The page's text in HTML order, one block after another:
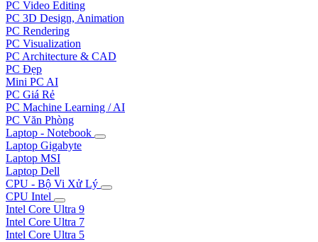
PC Video Editing
PC 3D Design, Animation
PC Rendering
PC Visualization
PC Architecture & CAD
PC Đẹp
Mini PC AI
PC Giá Rẻ
PC Machine Learning / AI
PC Văn Phòng
Laptop - Notebook
Laptop Gigabyte
Laptop MSI
Laptop Dell
CPU - Bộ Vi Xử Lý
CPU Intel
Intel Core Ultra 9
Intel Core Ultra 7
Intel Core Ultra 5